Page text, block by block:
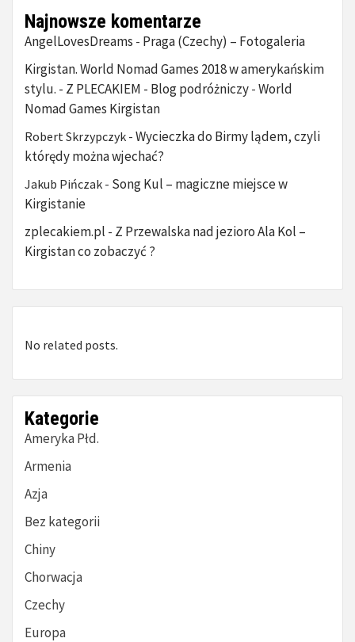
Najnowsze komentarze
AngelLovesDreams - Praga (Czechy) – Fotogaleria
Kirgistan. World Nomad Games 2018 w amerykańskim
stylu. - Z PLECAKIEM - Blog podróżniczy - World
Nomad Games Kirgistan
Robert Skrzypczyk - Wycieczka do Birmy lądem, czyli
którędy można wjechać?
Jakub Pińczak - Song Kul – magiczne miejsce w
Kirgistanie
zplecakiem.pl - Z Przewalska nad jezioro Ala Kol –
Kirgistan co zobaczyć ?
No related posts.
Kategorie
Ameryka Płd.
Armenia
Azja
Bez kategorii
Chiny
Chorwacja
Czechy
Europa